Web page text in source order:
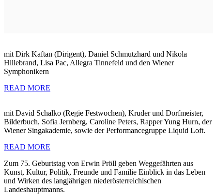
mit Dirk Kaftan (Dirigent), Daniel Schmutzhard und Nikola
Hillebrand, Lisa Pac, Allegra Tinnefeld und den Wiener
Symphonikern
READ MORE
mit David Schalko (Regie Festwochen), Kruder und Dorfmeister,
Bilderbuch, Sofia Jernberg, Caroline Peters, Rapper Yung Hurn, der
Wiener Singakademie, sowie der Performancegruppe Liquid Loft.
READ MORE
Zum 75. Geburtstag von Erwin Pröll geben Weggefährten aus
Kunst, Kultur, Politik, Freunde und Familie Einblick in das Leben
und Wirken des langjährigen niederösterreichischen
Landeshauptmanns.